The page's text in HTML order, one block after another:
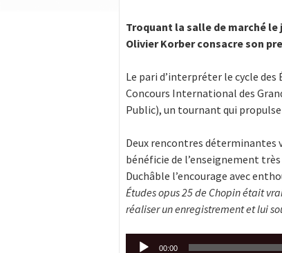
Troquant la salle de marché
Olivier Korber consacre son
Le pari d’interpréter le cycle des
Concours International des
Public), un tournant qui
Deux rencontres déterminantes
bénéficie de l’enseignement
Duchâble l’encourage avec
Études opus 25 de Chopin était
réaliser un enregistrement et lui
Lecteur 00:00